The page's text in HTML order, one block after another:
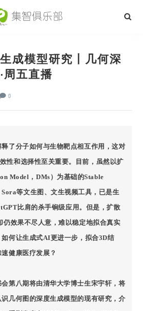
成模型研究丨几何深
周五直播
0
了分子如何与生物靶点相互作用，这对
性和选择性至关重要。目前，虽然以扩
Model，DMs）为基础的Stable
等文生图、文生视频工具，已是生
比肩的杀手锏级应用。但是，扩散
仍效果不尽人意，难以稳定地拟合真实
何让生成式AI更进一步，拟合3D结
健康医疗发展？
会第八期将由清华大学博士生宋宇轩，将
几何图的深度生成模型的现有研究，介